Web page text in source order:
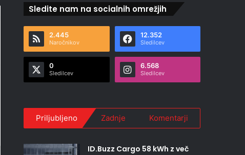
Sledite nam na socialnih omrežjih
2.445
Naročnikov
12.352
Sledilcev
0
Sledilcev
6.568
Sledilcev
Priljubljeno Zadnje Komentarji
ID.Buzz Cargo 58 kWh z več